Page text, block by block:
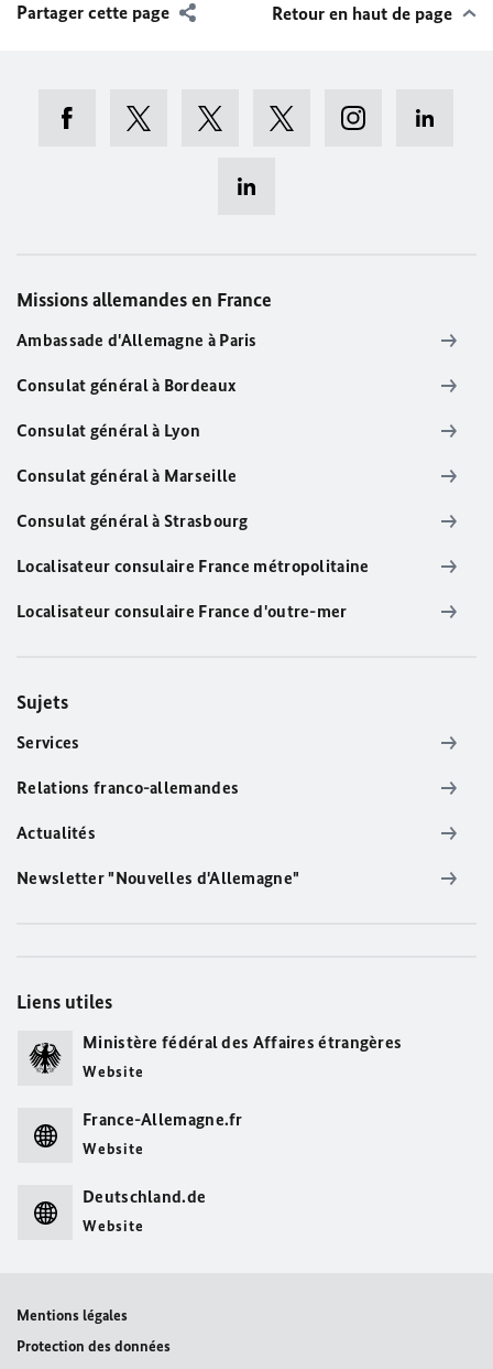
Partager cette page Retour en haut de page
Missions allemandes en France
Ambassade d'Allemagne à Paris
Consulat général à Bordeaux
Consulat général à Lyon
Consulat général à Marseille
Consulat général à Strasbourg
Localisateur consulaire France métropolitaine
Localisateur consulaire France d'outre-mer
Sujets
Services
Relations franco-allemandes
Actualités
Newsletter "Nouvelles d'Allemagne"
Liens utiles
Ministère fédéral des Affaires étrangères
Website
France-Allemagne.fr
Website
Deutschland.de
Website
Mentions légales
Protection des données